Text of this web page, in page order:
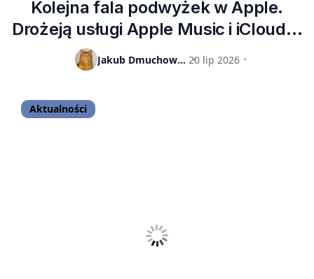
Kolejna fala podwyżek w Apple.
Drożeją usługi Apple Music i iCloud+,
a także iPhone’y w Japonii
Jakub Dmuchowski 20 lip 2026
Aktualności